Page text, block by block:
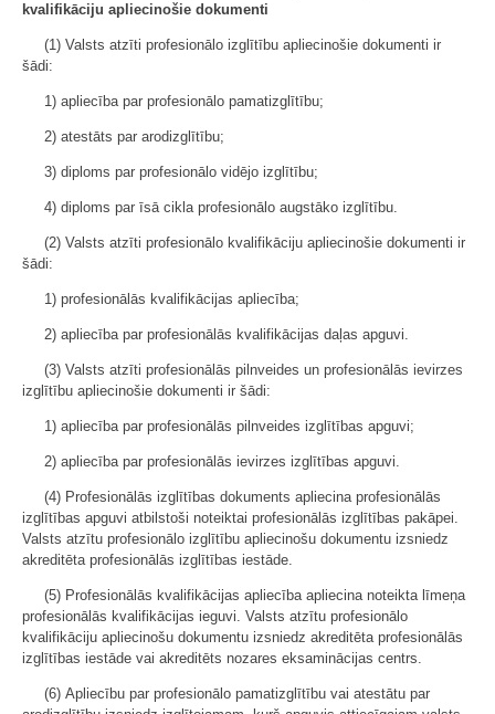
kvalifikāciju apliecinošie dokumenti
(1) Valsts atzīti profesionālo izglītību apliecinošie dokumenti ir
šādi:
1) apliecība par profesionālo pamatizglītību;
2) atestāts par arodizglītību;
3) diploms par profesionālo vidējo izglītību;
4) diploms par īsā cikla profesionālo augstāko izglītību.
(2) Valsts atzīti profesionālo kvalifikāciju apliecinošie dokumenti ir
šādi:
1) profesionālās kvalifikācijas apliecība;
2) apliecība par profesionālās kvalifikācijas daļas apguvi.
(3) Valsts atzīti profesionālās pilnveides un profesionālās ievirzes
izglītību apliecinošie dokumenti ir šādi:
1) apliecība par profesionālās pilnveides izglītības apguvi;
2) apliecība par profesionālās ievirzes izglītības apguvi.
(4) Profesionālās izglītības dokuments apliecina profesionālās
izglītības apguvi atbilstoši noteiktai profesionālās izglītības pakāpei.
Valsts atzītu profesionālo izglītību apliecinošu dokumentu izsniedz
akreditēta profesionālās izglītības iestāde.
(5) Profesionālās kvalifikācijas apliecība apliecina noteikta līmeņa
profesionālās kvalifikācijas ieguvi. Valsts atzītu profesionālo
kvalifikāciju apliecinošu dokumentu izsniedz akreditēta profesionālās
izglītības iestāde vai akreditēts nozares eksaminācijas centrs.
(6) Apliecību par profesionālo pamatizglītību vai atestātu par